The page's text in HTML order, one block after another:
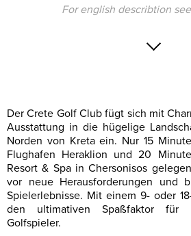
For english describtion
Der Crete Golf Club fügt sich mit
Ausstattung in die hügelige
Norden von Kreta ein. Nur 15
Flughafen Heraklion und 20
Resort & Spa in Chersonisos
vor neue Herausforderungen und
Spielerlebnisse. Mit einem 9- oder
den ultimativen Spaßfaktor für
Golfspieler.